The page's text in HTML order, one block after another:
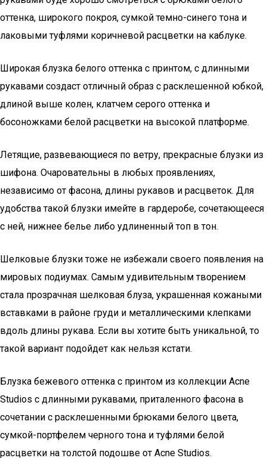
оттенка, широкого покроя, сумкой темно-синего тона и
лаковыми туфлями коричневой расцветки на каблуке.
Широкая блузка белого оттенка с принтом, с длинными
рукавами создаст отличный образ с расклешенной юбкой,
длиной выше колен, клатчем серого оттенка и
босоножками белой расцветки на высокой платформе.
Летящие, развевающиеся по ветру, прекрасные блузки из
шифона. Очаровательны в любых проявлениях,
независимо от фасона, длины рукавов и расцветок. Для
удобства такой блузки имейте в гардеробе, сочетающееся
с ней, нижнее белье либо удлиненный топ в тон.
Шелковые блузки тоже не избежали своего появления на
мировых подиумах. Самым удивительным творением
стала прозрачная шелковая блуза, украшенная кожаными
вставками в районе груди и металлическими клепками
вдоль длины рукава. Если вы хотите быть уникальной, то
такой вариант подойдет как нельзя кстати.
Блузка бежевого оттенка с принтом из коллекции Acne
Studios с длинными рукавами, приталенного фасона в
сочетании с расклешенными брюками белого цвета,
сумкой-портфелем черного тона и туфлями белой
расцветки на толстой подошве от Acne Studios.